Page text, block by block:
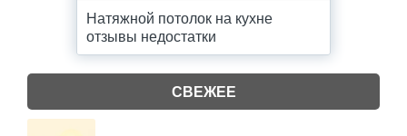
Натяжной потолок на кухне
отзывы недостатки
СВЕЖЕЕ